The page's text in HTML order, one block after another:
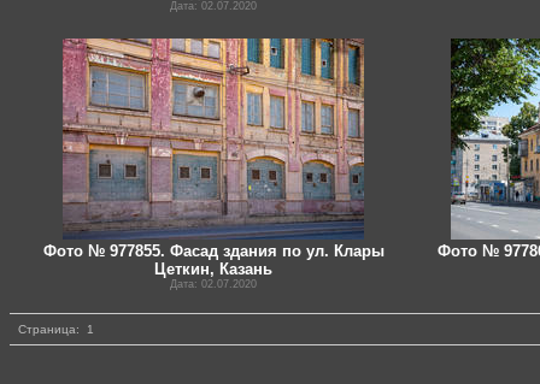
Дата: 02.07.2020
Фото № 977855. Фасад здания по ул. Клары
Цеткин, Казань
Дата: 02.07.2020
Фото №
Страница: 1